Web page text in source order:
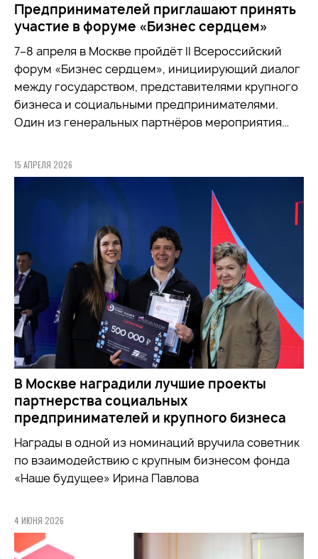
Предпринимателей приглашают принять
участие в форуме «Бизнес сердцем»
7–8 апреля в Москве пройдёт II Всероссийский
форум «Бизнес сердцем», инициирующий диалог
между государством, представителями крупного
бизнеса и социальными предпринимателями.
Один из генеральных партнёров мероприятия…
15 АПРЕЛЯ 2026
В Москве наградили лучшие проекты
партнерства социальных
предпринимателей и крупного бизнеса
Награды в одной из номинаций вручила советник
по взаимодействию с крупным бизнесом фонда
«Наше будущее» Ирина Павлова
4 ИЮНЯ 2026